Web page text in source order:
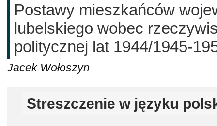
Postawy mieszkańców
lubelskiego wobec
politycznej lat 1944/1945-
Jacek Wołoszyn
Streszczenie w języku